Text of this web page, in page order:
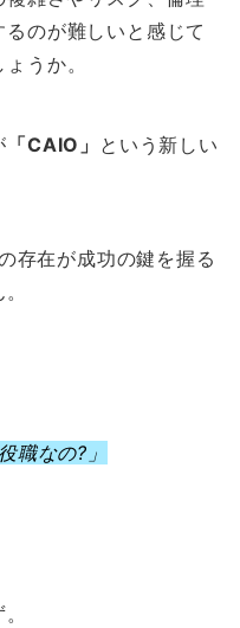
のが難しいと感じて
うか。
「CAIO」 という新しい
存在が成功の鍵を握る
職なの?」